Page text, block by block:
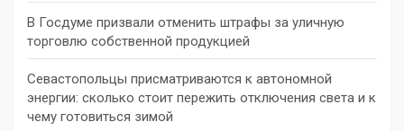
В Госдуме призвали отменить штрафы за уличную
торговлю собственной продукцией
Севастопольцы присматриваются к автономной
энергии: сколько стоит пережить отключения света и к
чему готовиться зимой